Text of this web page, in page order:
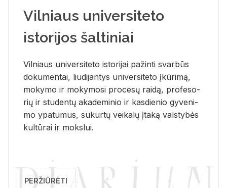
Vilniaus universiteto
istorijos šaltiniai
Vil­niaus uni­ver­si­te­to is­to­ri­jai pa­žin­ti svar­būs
do­ku­men­tai, liu­di­jan­tys uni­ver­si­te­to įkū­ri­mą,
mo­ky­mo ir mo­ky­mo­si pro­ce­sų rai­dą, pro­fe­so­
rių ir stu­den­tų aka­de­mi­nio ir kas­die­nio gy­ve­ni­
mo ypa­tu­mus, su­kur­tų vei­ka­lų įta­ką vals­ty­bės
kul­tū­rai ir moks­lui.
PERŽIŪRĖTI